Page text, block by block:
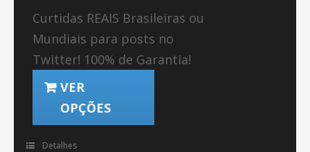
Curtidas REAIS Brasileiras ou
Mundiais para posts no
Twitter! 100% de Garantia!
VER
OPÇÕES
Detalhes